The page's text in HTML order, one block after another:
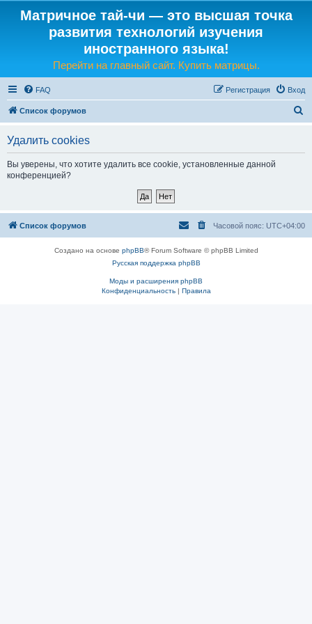
Матричное тай-чи — это высшая точка
развития технологий изучения
иностранного языка!
Перейти на главный сайт. Купить матрицы.
FAQ Вход
Регистрация
Список форумов
Удалить cookies
Вы уверены, что хотите удалить все cookie, установленные данной
конференцией?
Список форумов Часовой пояс: UTC+04:00
Создано на основе phpBB® Forum Software © phpBB Limited
Русская поддержка phpBB
Моды и расширения phpBB
Конфиденциальность| Правила